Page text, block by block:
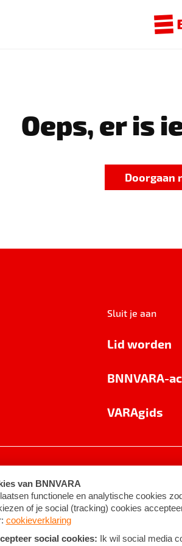
Oeps, er is
Doorgaan
Sluit je aan
Lid worden
BNNVARA-
VARAgids
Algemene voorwaarden ©2026